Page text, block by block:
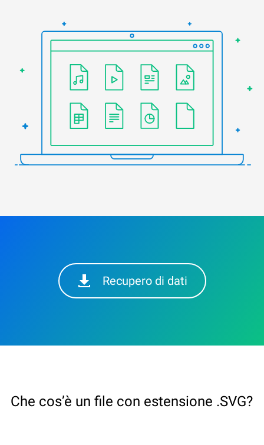
Recupero di dati
Che cos’è un file con estensione .SVG?